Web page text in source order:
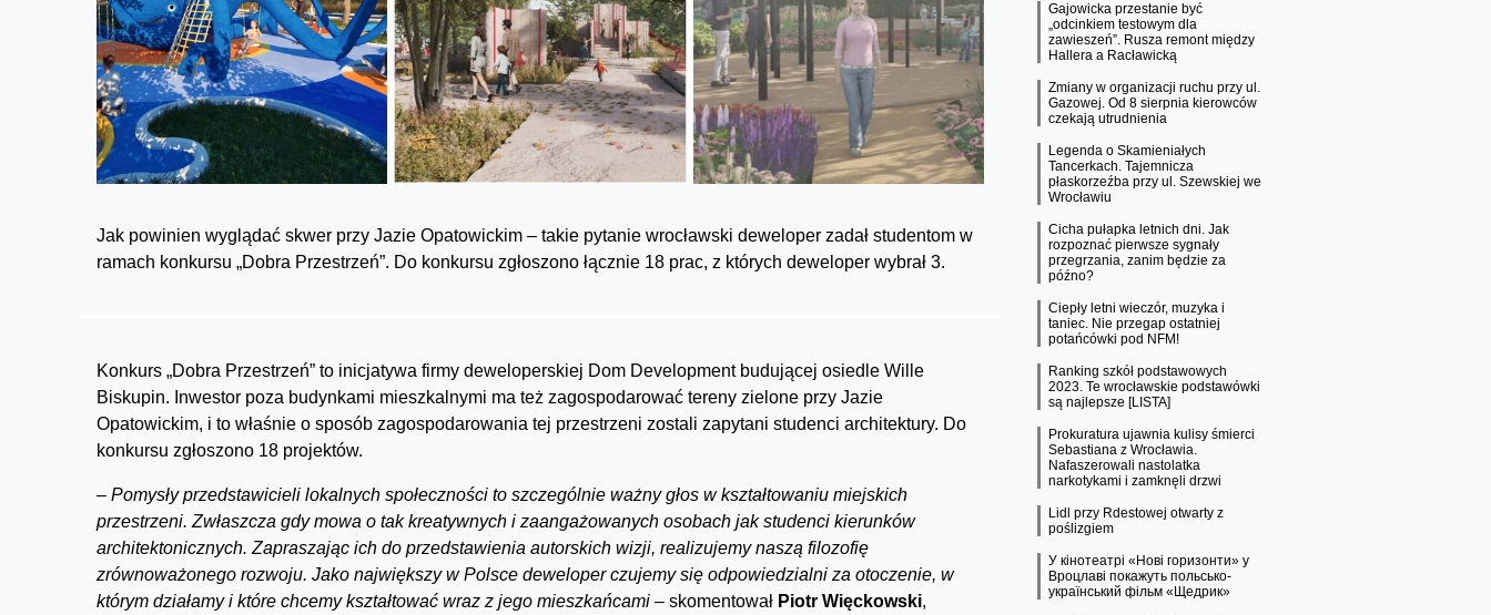
Jak powinien wyglądać skwer przy Jazie Opatowickim – takie pytanie wrocławski deweloper zadał studentom w
ramach konkursu „Dobra Przestrzeń”. Do konkursu zgłoszono łącznie 18 prac, z których deweloper wybrał 3.
Konkurs „Dobra Przestrzeń” to inicjatywa firmy deweloperskiej Dom Development budującej osiedle Wille
Biskupin. Inwestor poza budynkami mieszkalnymi ma też zagospodarować tereny zielone przy Jazie
Opatowickim, i to właśnie o sposób zagospodarowania tej przestrzeni zostali zapytani studenci architektury. Do
konkursu zgłoszono 18 projektów.
– Pomysły przedstawicieli lokalnych społeczności to szczególnie ważny głos w kształtowaniu miejskich
przestrzeni. Zwłaszcza gdy mowa o tak kreatywnych i zaangażowanych osobach jak studenci kierunków
architektonicznych. Zapraszając ich do przedstawienia autorskich wizji, realizujemy naszą filozofię
zrównoważonego rozwoju. Jako największy w Polsce deweloper czujemy się odpowiedzialni za otoczenie, w
którym działamy i które chcemy kształtować wraz z jego mieszkańcami – skomentował Piotr Więckowski,
Gajowicka przestanie być
„odcinkiem testowym dla
zawieszeń”. Rusza remont między
Hallera a Racławicką
Zmiany w organizacji ruchu przy ul.
Gazowej. Od 8 sierpnia kierowców
czekają utrudnienia
Legenda o Skamieniałych
Tancerkach. Tajemnicza
płaskorzeźba przy ul. Szewskiej we
Wrocławiu
Cicha pułapka letnich dni. Jak
rozpoznać pierwsze sygnały
przegrzania, zanim będzie za
późno?
Ciepły letni wieczór, muzyka i
taniec. Nie przegap ostatniej
potańcówki pod NFM!
Ranking szkół podstawowych
2023. Te wrocławskie podstawówki
są najlepsze [LISTA]
Prokuratura ujawnia kulisy śmierci
Sebastiana z Wrocławia.
Nafaszerowali nastolatka
narkotykami i zamknęli drzwi
Lidl przy Rdestowej otwarty z
poślizgiem
У кінотеатрі «Нові горизонти» у
Вроцлаві покажуть польсько-
український фільм «Щедрик»